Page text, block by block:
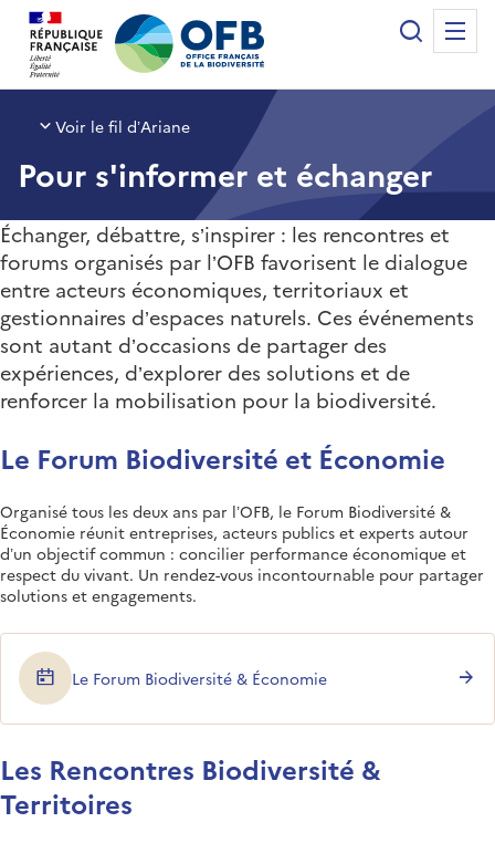
Office français de la biodiversité
Recherche
Voir le fil d’Ariane
Pour s'informer et échanger
Échanger, débattre, s’inspirer : les rencontres et
forums organisés par l’OFB favorisent le dialogue
entre acteurs économiques, territoriaux et
gestionnaires d’espaces naturels. Ces événements
sont autant d’occasions de partager des
expériences, d’explorer des solutions et de
renforcer la mobilisation pour la biodiversité.
Le Forum Biodiversité et Économie
Organisé tous les deux ans par l’OFB, le Forum Biodiversité &
Économie réunit entreprises, acteurs publics et experts autour
d’un objectif commun : concilier performance économique et
respect du vivant. Un rendez-vous incontournable pour partager
solutions et engagements.
Le Forum Biodiversité & Économie
Les Rencontres Biodiversité &
Territoires
Panneau de gestion des cookies